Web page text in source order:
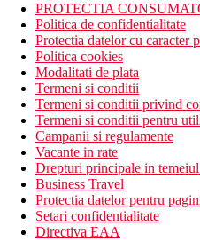
PROTECTIA
Politica de confidentialitate
Protectia datelor cu caracter
Politica cookies
Modalitati de plata
Termeni si conditii
Termeni si conditii privind
Termeni si conditii pentru
Campanii si regulamente
Vacante in rate
Drepturi principale in
Business Travel
Protectia datelor pentru
Setari confidentialitate
Directiva EAA